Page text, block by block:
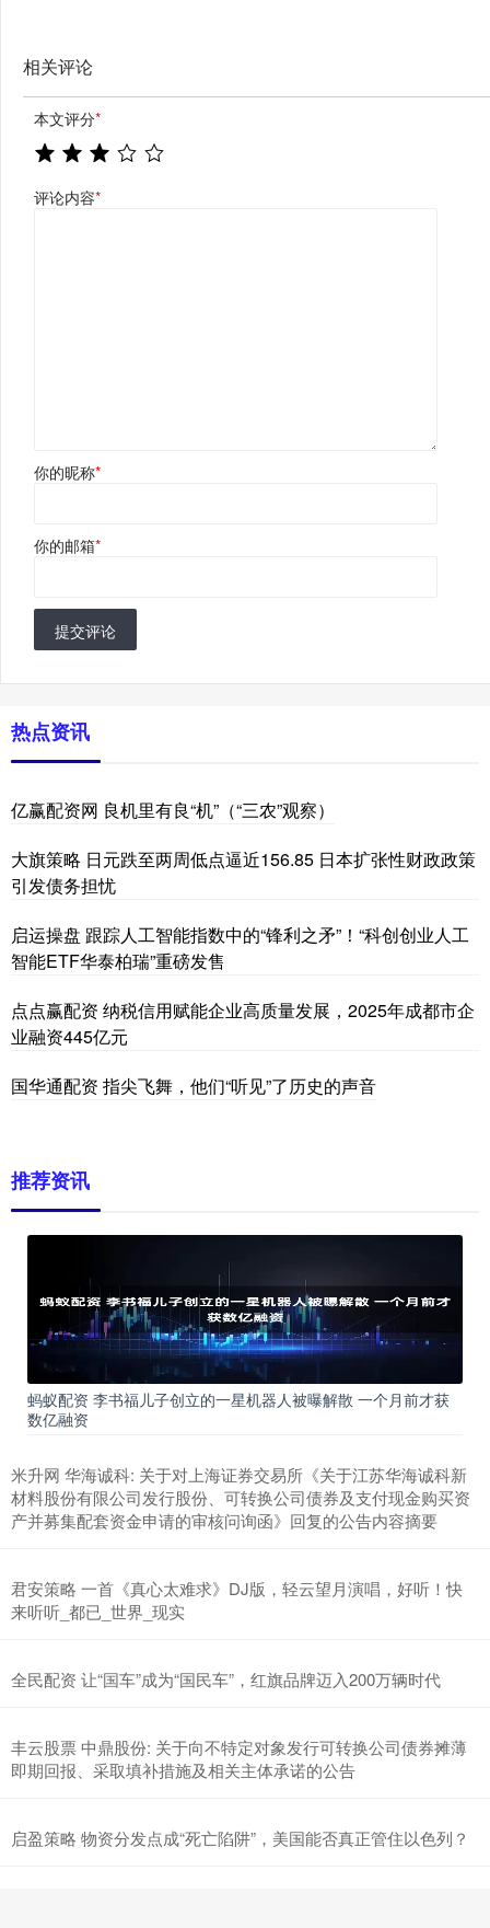
相关评论
本文评分*
评论内容*
你的昵称*
你的邮箱*
提交评论
热点资讯
亿赢配资网 良机里有良“机”（“三农”观察）
大旗策略 日元跌至两周低点逼近156.85 日本扩张性财政政策
引发债务担忧
启运操盘 跟踪人工智能指数中的“锋利之矛”！“科创创业人工
智能ETF华泰柏瑞”重磅发售
点点赢配资 纳税信用赋能企业高质量发展，2025年成都市企
业融资445亿元
国华通配资 指尖飞舞，他们“听见”了历史的声音
推荐资讯
蚂蚁配资 李书福儿子创立的一星机器人被曝解散 一个月前才获
数亿融资
米升网 华海诚科: 关于对上海证券交易所《关于江苏华海诚科新
材料股份有限公司发行股份、可转换公司债券及支付现金购买资
产并募集配套资金申请的审核问询函》回复的公告内容摘要
君安策略 一首《真心太难求》DJ版，轻云望月演唱，好听！快
来听听_都已_世界_现实
全民配资 让“国车”成为“国民车”，红旗品牌迈入200万辆时代
丰云股票 中鼎股份: 关于向不特定对象发行可转换公司债券摊薄
即期回报、采取填补措施及相关主体承诺的公告
启盈策略 物资分发点成“死亡陷阱”，美国能否真正管住以色列？